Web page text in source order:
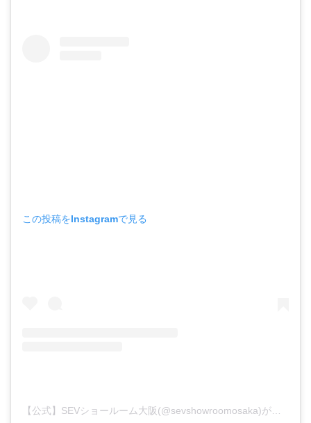
この投稿をInstagramで見る